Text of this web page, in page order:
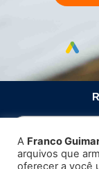
A Franco
arquivos que
oferecer a você